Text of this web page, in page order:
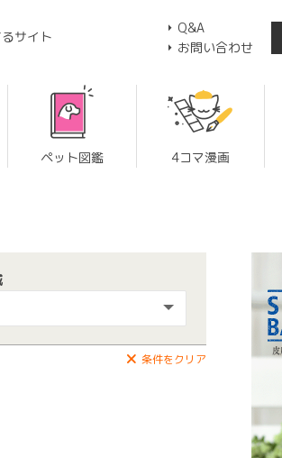
サイト
Q&A
お問い合わせ
ペット図鑑 4コマ漫画
条件をクリア